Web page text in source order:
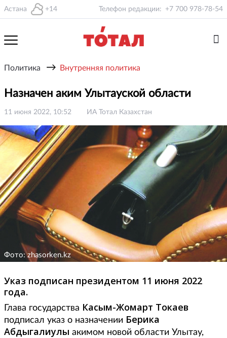
Астана +14 Телефон редакции: +7 700 978-78-54
Политика → Внутренняя политика
Назначен аким Улытауской области
11 июня 2022, 10:52 ИА Тотал Казахстан
Фото: zhasorken.kz
Указ подписан президентом 11 июня 2022
года.
Глава государства Касым-Жомарт Токаев
подписал указ о назначении Берика
Абдыгалиулы акимом новой области Улытау,